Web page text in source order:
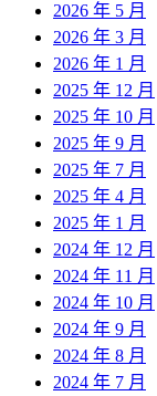
2026 年 5 月
2026 年 3 月
2026 年 1 月
2025 年 12 月
2025 年 10 月
2025 年 9 月
2025 年 7 月
2025 年 4 月
2025 年 1 月
2024 年 12 月
2024 年 11 月
2024 年 10 月
2024 年 9 月
2024 年 8 月
2024 年 7 月